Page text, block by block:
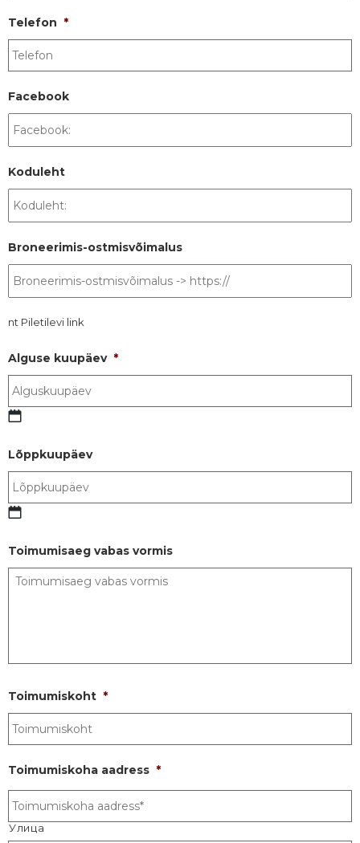
Telefon *
Facebook
Koduleht
Broneerimis-ostmisvõimalus
nt Piletilevi link
Alguse kuupäev *
Lõppkuupäev
Toimumisaeg vabas vormis
Toimumiskoht *
Toimumiskoha aadress *
Улица